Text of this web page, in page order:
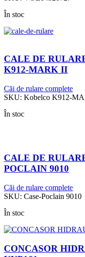
În stoc
CALE DE
K912-MARK II
Căi de rulare complete
SKU: Kobelco K912-
În stoc
CALE DE
POCLAIN 9010
Căi de rulare complete
SKU: Case-Poclain 9010
În stoc
CONCASOR